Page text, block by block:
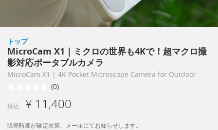
トップ
MicroCam X1｜ミクロの世界も4Kで！超マクロ撮
影対応ポータブルカメラ
MicroCam X1 | 4K Pocket Microscope Camera for Outdoor
(0)
税込 ¥ 11,400
販売時期が確定次第、メールにてお知らせします。